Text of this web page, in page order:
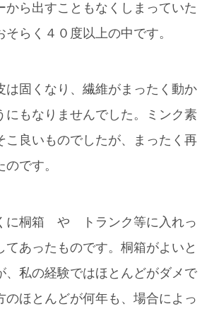
から出すこともなくしまっていた
そらく４０度以上の中です。
は固くなり、繊維がまったく動か
にもなりませんでした。ミンク素
こ良いものでしたが、まったく再
です。
に桐箱 や トランク等に入れっ
てあったものです。桐箱がよいと
、私の経験ではほとんどがダメで
のほとんどが何年も、場合によっ